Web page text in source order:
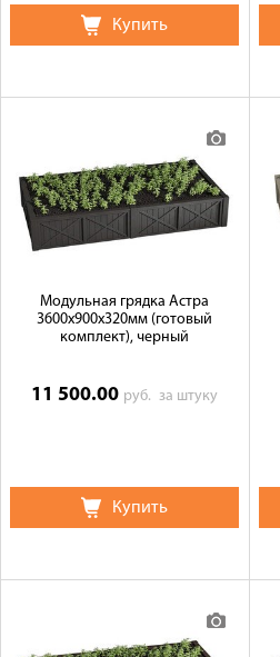
Купить
Модульная грядка Астра
3600x900x320мм (готовый
комплект), черный
11 500.00 руб.за штуку
Купить